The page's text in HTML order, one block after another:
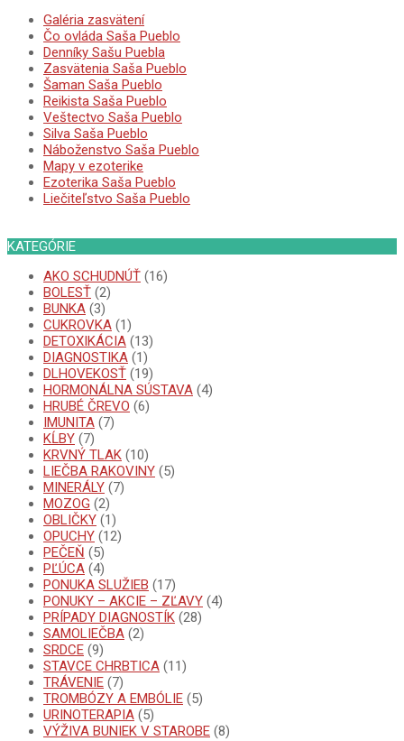
Galéria zasvätení
Čo ovláda Saša Pueblo
Denníky Sašu Puebla
Zasvätenia Saša Pueblo
Šaman Saša Pueblo
Reikista Saša Pueblo
Veštectvo Saša Pueblo
Silva Saša Pueblo
Náboženstvo Saša Pueblo
Mapy v ezoterike
Ezoterika Saša Pueblo
Liečiteľstvo Saša Pueblo
KATEGÓRIE
AKO SCHUDNÚŤ (16)
BOLESŤ (2)
BUNKA (3)
CUKROVKA (1)
DETOXIKÁCIA (13)
DIAGNOSTIKA (1)
DLHOVEKOSŤ (19)
HORMONÁLNA SÚSTAVA (4)
HRUBÉ ČREVO (6)
IMUNITA (7)
KĹBY (7)
KRVNÝ TLAK (10)
LIEČBA RAKOVINY (5)
MINERÁLY (7)
MOZOG (2)
OBLIČKY (1)
OPUCHY (12)
PEČEŇ (5)
PĽÚCA (4)
PONUKA SLUŽIEB (17)
PONUKY – AKCIE – ZĽAVY (4)
PRÍPADY DIAGNOSTÍK (28)
SAMOLIEČBA (2)
SRDCE (9)
STAVCE CHRBTICA (11)
TRÁVENIE (7)
TROMBÓZY A EMBÓLIE (5)
URINOTERAPIA (5)
VÝŽIVA BUNIEK V STAROBE (8)